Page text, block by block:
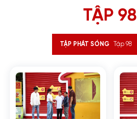
TẬP 98
TẬP PHÁT SÓNG Tập 98